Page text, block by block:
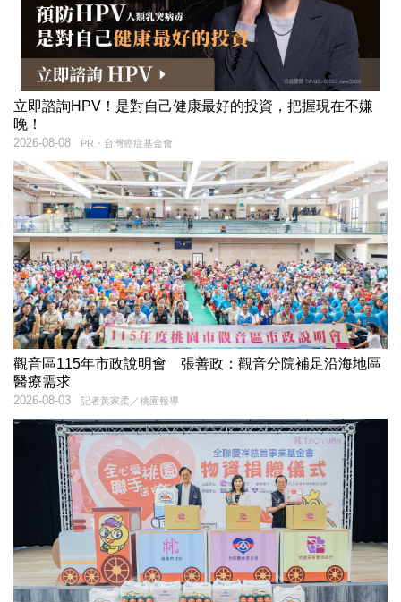
立即諮詢HPV！是對自己健康最好的投資，把握現在不嫌
晚！
PR・台灣癌症基金會
2026-08-08
觀音區115年市政說明會 張善政：觀音分院補足沿海地區
醫療需求
記者黃家柔／桃園報導
2026-08-03